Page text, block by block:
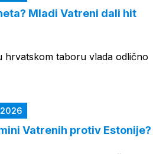
Mladi Vatreni dali hit
taboru vlada odlično
2026
Vatrenih protiv Estonije?